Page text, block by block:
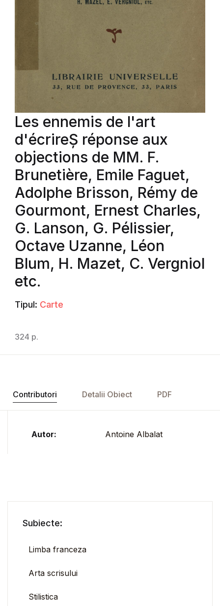
Les ennemis de l'art
d'écrireȘ réponse aux
objections de MM. F.
Brunetière, Emile Faguet,
Adolphe Brisson, Rémy de
Gourmont, Ernest Charles,
G. Lanson, G. Pélissier,
Octave Uzanne, Léon
Blum, H. Mazet, C. Vergniol
etc.
Tipul: Carte
324 p.
Contributori Detalii Obiect PDF
Autor: Antoine Albalat
Subiecte:
Limba franceza
Arta scrisului
Stilistica